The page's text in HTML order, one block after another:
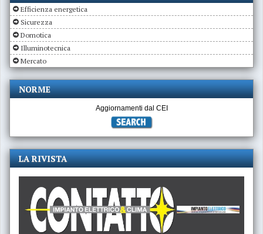
Efficienza energetica
Sicurezza
Domotica
Illuminotecnica
Mercato
NORME
Aggiornamenti dal CEI
LA RIVISTA